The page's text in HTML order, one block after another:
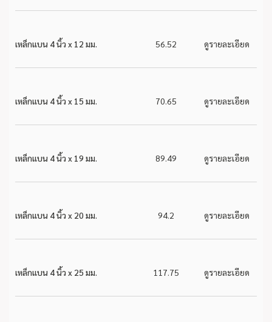
เหล็กแบน 4 นิ้ว x 12 มม. 56.52 ดูรายละเอียด
เหล็กแบน 4 นิ้ว x 15 มม. 70.65 ดูรายละเอียด
เหล็กแบน 4 นิ้ว x 19 มม. 89.49 ดูรายละเอียด
เหล็กแบน 4 นิ้ว x 20 มม. 94.2 ดูรายละเอียด
เหล็กแบน 4 นิ้ว x 25 มม. 117.75 ดูรายละเอียด